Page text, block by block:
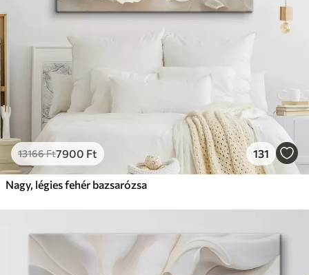
13166Ft7900 Ft 131
Nagy, légies fehér bazsarózsa